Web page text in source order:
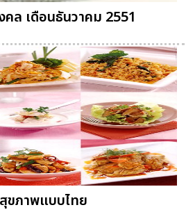
ล เดือนธันวาคม 2551
ขภาพแบบไทย